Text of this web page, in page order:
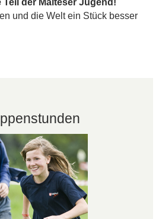
Teil der Malteser Jugend!
und die Welt ein Stück besser